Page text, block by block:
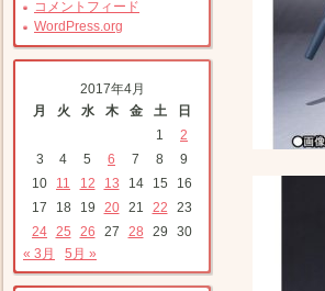
コメントフィード
WordPress.org
2017年4月
月
火 水 木 金 土
日
1
2
3
4 5 6 7 8
9
10
11 12 13 14 15
16
17
18 19 20 21 22
23
24 25 26 27 28 29
30
« 3月
5月 »